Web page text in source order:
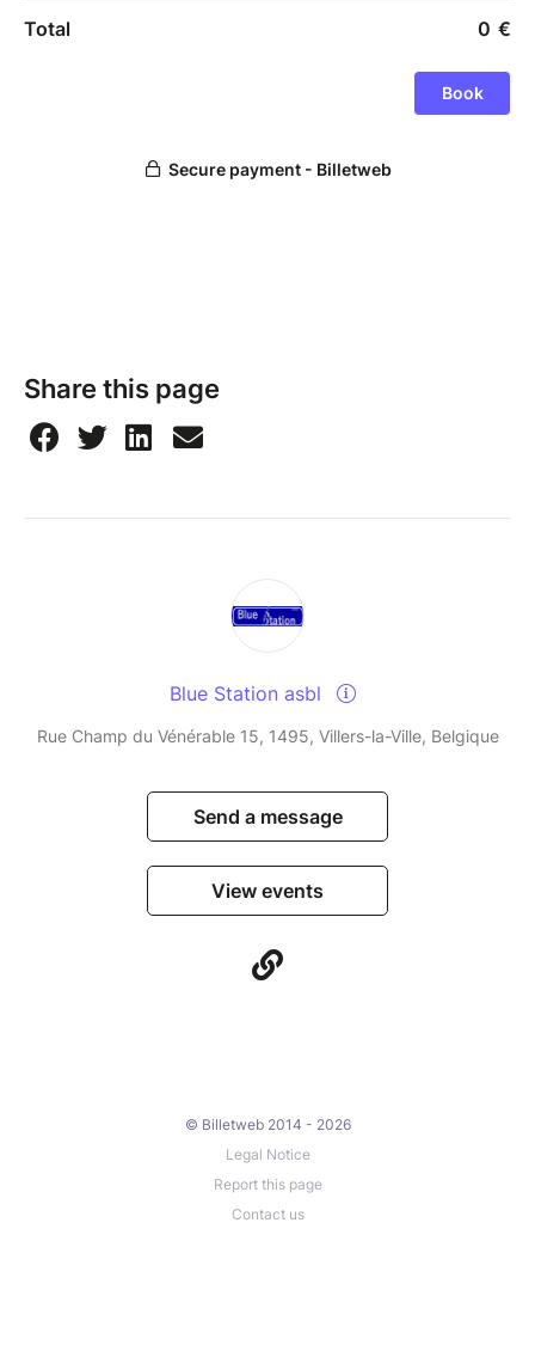
Share this page
Blue Station asbl
Rue Champ du Vénérable 15, 1495, Villers-la-Ville, Belgique
Send a message
View events
© Billetweb 2014 - 2026
Legal Notice
Report this page
Contact us